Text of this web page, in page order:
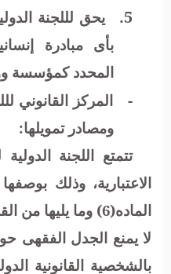
5.
يحق لللجنة
بأى مبادرة
المحدد كمؤسسة
-
المركز القانوني
ومصادر تمويلها:
تتمتع اللجنة
الاعتبارية، وذلك
الماده(6) وما
لا يمنع الجدل الفقهى
بالشخصية القانونية